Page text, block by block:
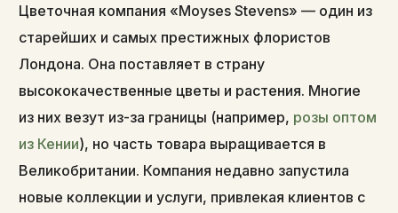
Цветочная компания «Moyses Stevens» — один из
старейших и самых престижных флористов
Лондона. Она поставляет в страну
высококачественные цветы и растения. Многие
из них везут из-за границы (например, розы оптом
из Кении), но часть товара выращивается в
Великобритании. Компания недавно запустила
новые коллекции и услуги, привлекая клиентов с